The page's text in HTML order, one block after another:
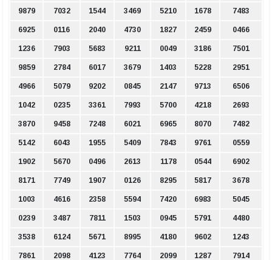
9879 7032 1544 3469 5210 1678 7483
6925 0116 2040 4730 1827 2459 0466
1236 7903 5683 9211 0049 3186 7501
9859 2784 6017 3679 1403 5228 2951
4966 5079 9202 0845 2147 9713 6506
1042 0235 3361 7993 5700 4218 2693
3870 9458 7248 6021 6965 8070 7482
5142 6043 1955 5409 7843 9761 0559
1902 5670 0496 2613 1178 0544 6902
8171 7749 1907 0126 8295 5817 3678
1003 4616 2358 5594 7420 6983 5045
0239 3487 7811 1503 0945 5791 4480
3538 6124 5671 8995 4180 9602 1243
7861 2098 4123 7764 2099 1287 7914